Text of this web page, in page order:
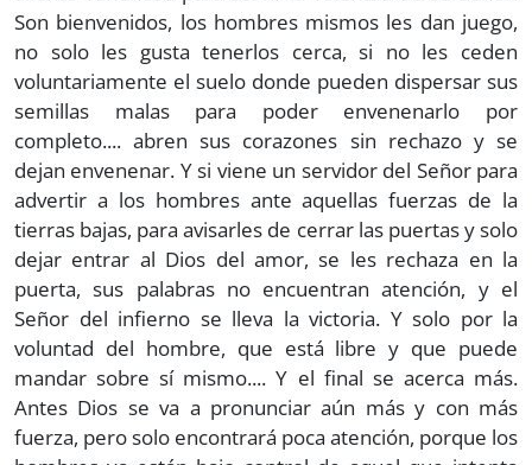
Son bienvenidos, los hombres mismos les dan juego,
no solo les gusta tenerlos cerca, si no les ceden
voluntariamente el suelo donde pueden dispersar sus
semillas malas para poder envenenarlo por
completo.... abren sus corazones sin rechazo y se
dejan envenenar. Y si viene un servidor del Señor para
advertir a los hombres ante aquellas fuerzas de la
tierras bajas, para avisarles de cerrar las puertas y solo
dejar entrar al Dios del amor, se les rechaza en la
puerta, sus palabras no encuentran atención, y el
Señor del infierno se lleva la victoria. Y solo por la
voluntad del hombre, que está libre y que puede
mandar sobre sí mismo.... Y el final se acerca más.
Antes Dios se va a pronunciar aún más y con más
fuerza, pero solo encontrará poca atención, porque los